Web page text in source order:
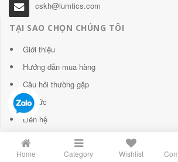
cskh@lumtics.com
TẠI SAO CHỌN CHÚNG TÔI
Giới thiệu
Hướng dẫn mua hàng
Câu hỏi thường gặp
Tin tức
Liên hệ
Home Category Wishlist